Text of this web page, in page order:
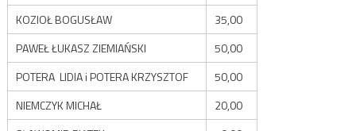
KOZIOŁ BOGUSŁAW
35,00
PAWEŁ ŁUKASZ ZIEMIAŃSKI
50,00
POTERA LIDIA i POTERA KRZYSZTOF
50,00
NIEMCZYK MICHAŁ
20,00